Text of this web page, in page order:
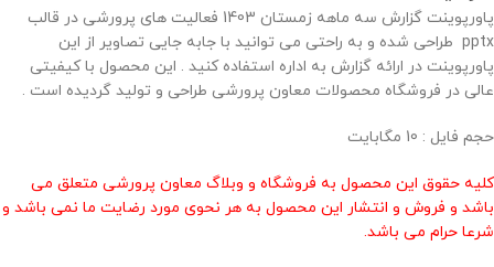
پاورپوینت گزارش سه ماهه زمستان 1403 فعالیت های پرورشی در قالب
pptx طراحی شده و به راحتی می توانید با جابه جایی تصاویر از این
پاورپوینت در ارائه گزارش به اداره استفاده کنید . این محصول با کیفیتی
عالی در فروشگاه محصولات معاون پرورشی طراحی و تولید گردیده است .
حجم فایل : 10 مگابایت
کلیه حقوق این محصول به فروشگاه و وبلاگ معاون پرورشی متعلق می
باشد و فروش و انتشار این محصول به هر نحوی مورد رضایت ما نمی باشد و
شرعا حرام می باشد.